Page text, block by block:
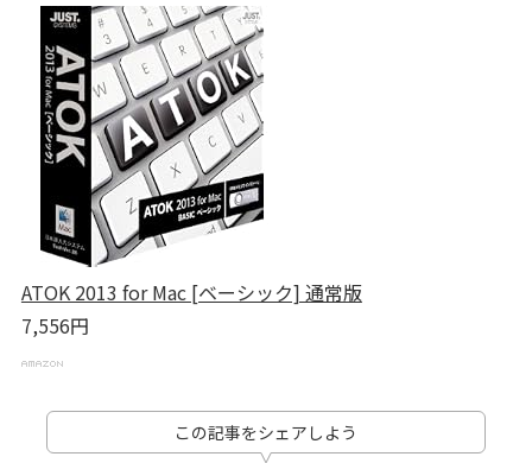
ATOK 2013 for Mac [ベーシック] 通常版
7,556円
この記事をシェアしよう